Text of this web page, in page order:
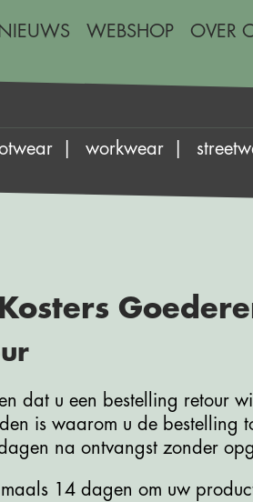
NIEUWS WEBSHOP OVER
workwear
dat u een bestelling retour
is waarom u de bestelling
na ontvangst zonder
14 dagen om uw